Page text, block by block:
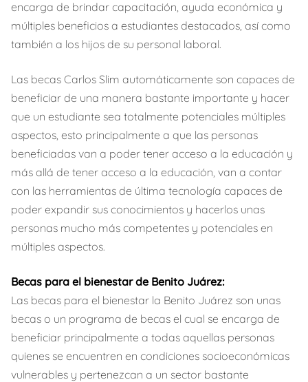
encarga de brindar capacitación, ayuda económica y
múltiples beneficios a estudiantes destacados, así como
también a los hijos de su personal laboral.
Las becas Carlos Slim automáticamente son capaces de
beneficiar de una manera bastante importante y hacer
que un estudiante sea totalmente potenciales múltiples
aspectos, esto principalmente a que las personas
beneficiadas van a poder tener acceso a la educación y
más allá de tener acceso a la educación, van a contar
con las herramientas de última tecnología capaces de
poder expandir sus conocimientos y hacerlos unas
personas mucho más competentes y potenciales en
múltiples aspectos.
Becas para el bienestar de Benito Juárez:
Las becas para el bienestar la Benito Juárez son unas
becas o un programa de becas el cual se encarga de
beneficiar principalmente a todas aquellas personas
quienes se encuentren en condiciones socioeconómicas
vulnerables y pertenezcan a un sector bastante